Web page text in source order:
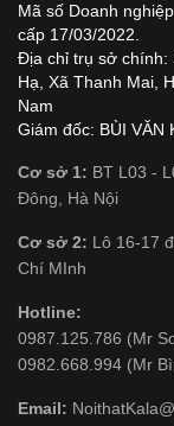
Mã số Doanh
cấp 17/03/2022.
Địa chỉ trụ sở chính:
Hạ, Xã Thanh Mai,
Nam
Giám đốc: BÙI VĂN
Cơ sở 1: BT L03 -
Đông, Hà Nội
Cơ sở 2: Lô 16-17
Chí MInh
Hotline:
0987.125.786 (Mr
0982.668.994 (Mr
Email: